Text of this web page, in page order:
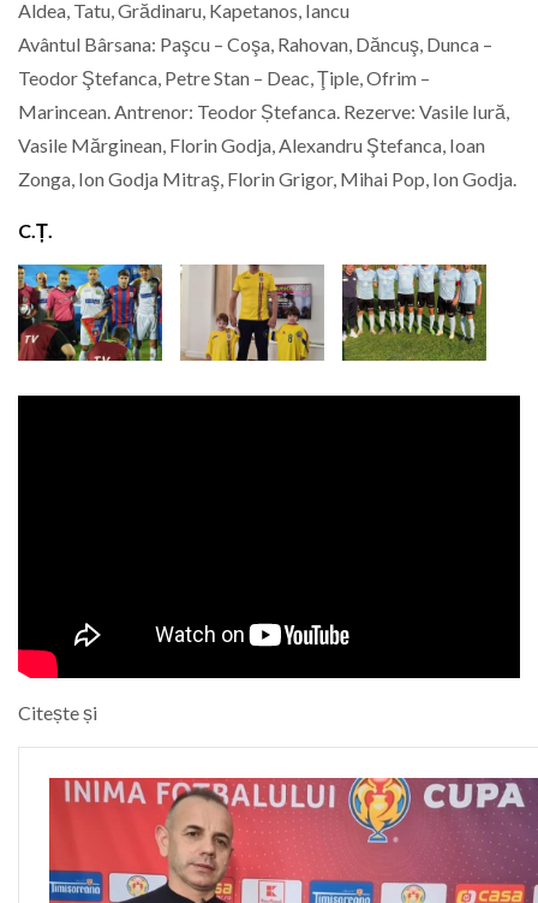
Aldea, Tatu, Grădinaru, Kapetanos, Iancu
Avântul Bârsana: Paşcu – Coşa, Rahovan, Dăncuş, Dunca –
Teodor Ştefanca, Petre Stan – Deac, Ţiple, Ofrim –
Marincean. Antrenor: Teodor Ștefanca. Rezerve: Vasile Iură,
Vasile Mărginean, Florin Godja, Alexandru Ştefanca, Ioan
Zonga, Ion Godja Mitraş, Florin Grigor, Mihai Pop, Ion Godja.
C.Ț.
Citește și